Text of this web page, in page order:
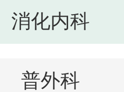
消化内科
普外科